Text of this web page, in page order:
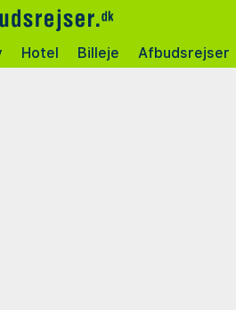
Hotel Billeje Afbudsrejser